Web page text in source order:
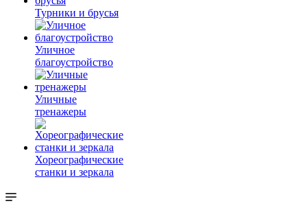
Турники и брусья
Уличное
благоустройство
Уличные
тренажеры
Хореографические
станки и зеркала